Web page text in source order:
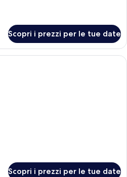
Scopri i prezzi per le tue date
Una camera d'albergo con due letti,
Scopri i prezzi per le tue date